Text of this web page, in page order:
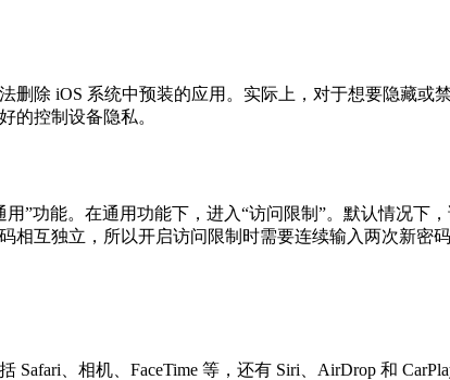
删除 iOS 系统中预装的应用。实际上，对于想要隐藏
的控制设备隐私。
”功能。在通用功能下，进入“访问限制”。默认情况
相互独立，所以开启访问限制时需要连续输入两次新密码
Safari、相机、FaceTime 等，还有 Siri、AirDrop 和